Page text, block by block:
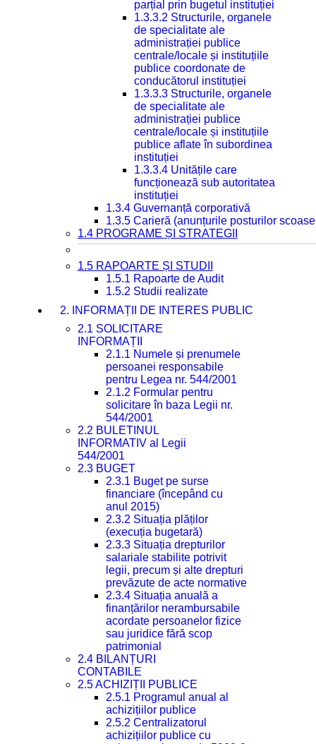
parțial prin bugetul instituției
1.3.3.2 Structurile, organele
de specialitate ale
administrației publice
centrale/locale și instituțiile
publice coordonate de
conducătorul instituției
1.3.3.3 Structurile, organele
de specialitate ale
administrației publice
centrale/locale și instituțiile
publice aflate în subordinea
instituției
1.3.3.4 Unitățile care
funcționează sub autoritatea
instituției
1.3.4 Guvernanță corporativă
1.3.5 Carieră (anunțurile posturilor
1.4 PROGRAME ȘI STRATEGII
1.5 RAPOARTE ȘI STUDII
1.5.1 Rapoarte de Audit
1.5.2 Studii realizate
2. INFORMAȚII DE INTERES PUBLIC
2.1 SOLICITARE
INFORMAȚII
2.1.1 Numele și prenumele
persoanei responsabile
pentru Legea nr. 544/2001
2.1.2 Formular pentru
solicitare în baza Legii nr.
544/2001
2.2 BULETINUL
INFORMATIV al Legii
544/2001
2.3 BUGET
2.3.1 Buget pe surse
financiare (începând cu
anul 2015)
2.3.2 Situația plăților
(execuția bugetară)
2.3.3 Situația drepturilor
salariale stabilite potrivit
legii, precum și alte drepturi
prevăzute de acte normative
2.3.4 Situația anuală a
finanțărilor nerambursabile
acordate persoanelor fizice
sau juridice fără scop
patrimonial
2.4 BILANȚURI
CONTABILE
2.5 ACHIZIȚII PUBLICE
2.5.1 Programul anual al
achizițiilor publice
2.5.2 Centralizatorul
achizițiilor publice cu